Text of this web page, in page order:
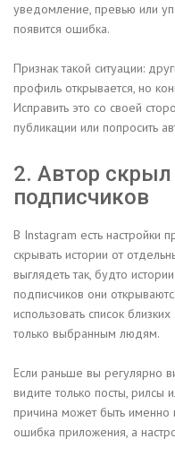
уведомление, превью или
появится ошибка.
Признак такой ситуации:
профиль открывается, но
Исправить это со своей
публикации или попросить
2. Автор скрыл
подписчиков
В Instagram есть настройки
скрывать истории от
выглядеть так, будто
подписчиков они
использовать список
только выбранным людям.
Если раньше вы регулярно
видите только посты, рилсы
причина может быть именно
ошибка приложения, а